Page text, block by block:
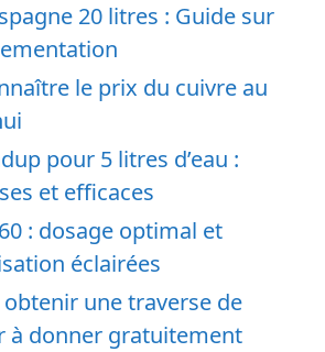
20 litres : Guide sur
le prix du cuivre au
pour 5 litres d’eau :
et efficaces
: dosage optimal et
éclairées
une traverse de
à donner gratuitement